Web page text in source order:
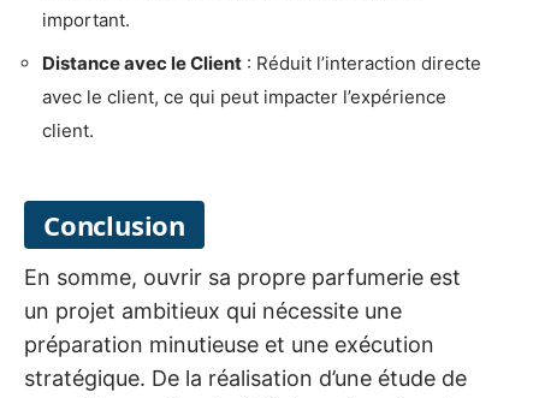
important.
Distance avec le Client : Réduit l’interaction directe
avec le client, ce qui peut impacter l’expérience
client.
Conclusion
En somme, ouvrir sa propre parfumerie est
un projet ambitieux qui nécessite une
préparation minutieuse et une exécution
stratégique. De la réalisation d’une étude de